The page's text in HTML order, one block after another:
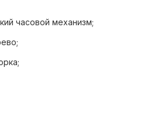
часовой механизм;